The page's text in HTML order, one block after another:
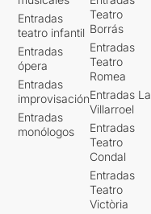
Entradas
teatro infantil
Entradas
ópera
Entradas
improvisación
Entradas
monólogos
Teatro
Borrás
Entradas
Teatro
Romea
Entradas La
Villarroel
Entradas
Teatro
Condal
Entradas
Teatro
Victòria